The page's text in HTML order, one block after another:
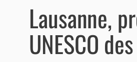
Lausanne,
UNESCO